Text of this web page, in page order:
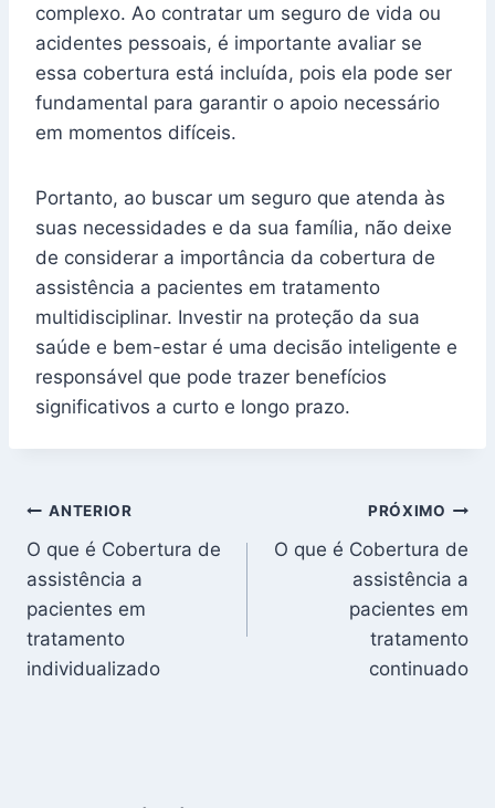
complexo. Ao contratar um seguro de vida ou
acidentes pessoais, é importante avaliar se
essa cobertura está incluída, pois ela pode ser
fundamental para garantir o apoio necessário
em momentos difíceis.
Portanto, ao buscar um seguro que atenda às
suas necessidades e da sua família, não deixe
de considerar a importância da cobertura de
assistência a pacientes em tratamento
multidisciplinar. Investir na proteção da sua
saúde e bem-estar é uma decisão inteligente e
responsável que pode trazer benefícios
significativos a curto e longo prazo.
Navegação
de
Post
ANTERIOR
O que é Cobertura de
assistência a
pacientes em
tratamento
individualizado
PRÓXIMO
O que é Cobertura de
assistência a
pacientes em
tratamento
continuado